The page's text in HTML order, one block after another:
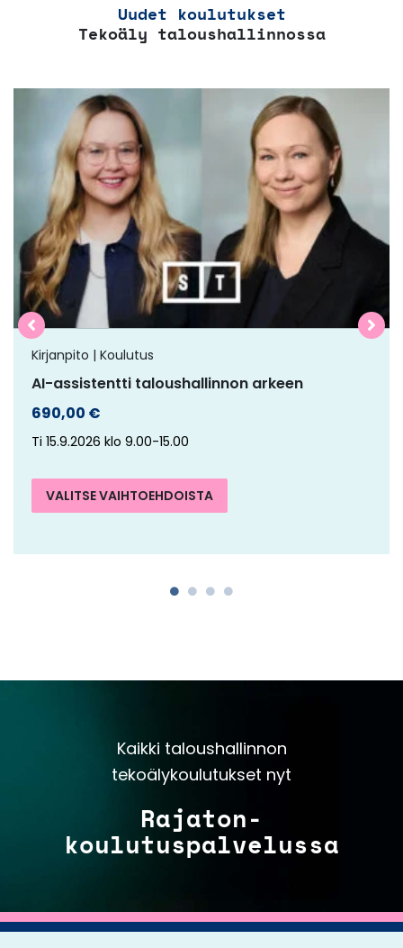
Uudet koulutukset
Tekoäly taloushallinnossa
Kirjanpito | Koulutus
AI-assistentti taloushallinnon arkeen
690,00 €
Ti 15.9.2026 klo 9.00-15.00
VALITSE VAIHTOEHDOISTA
tuotteella
useampi
muunnelma.
Voit
tehdä
valinnat
tuotteen
sivulla.
Kaikki taloushallinnon
tekoälykoulutukset nyt
Rajaton-
koulutuspalvelussa